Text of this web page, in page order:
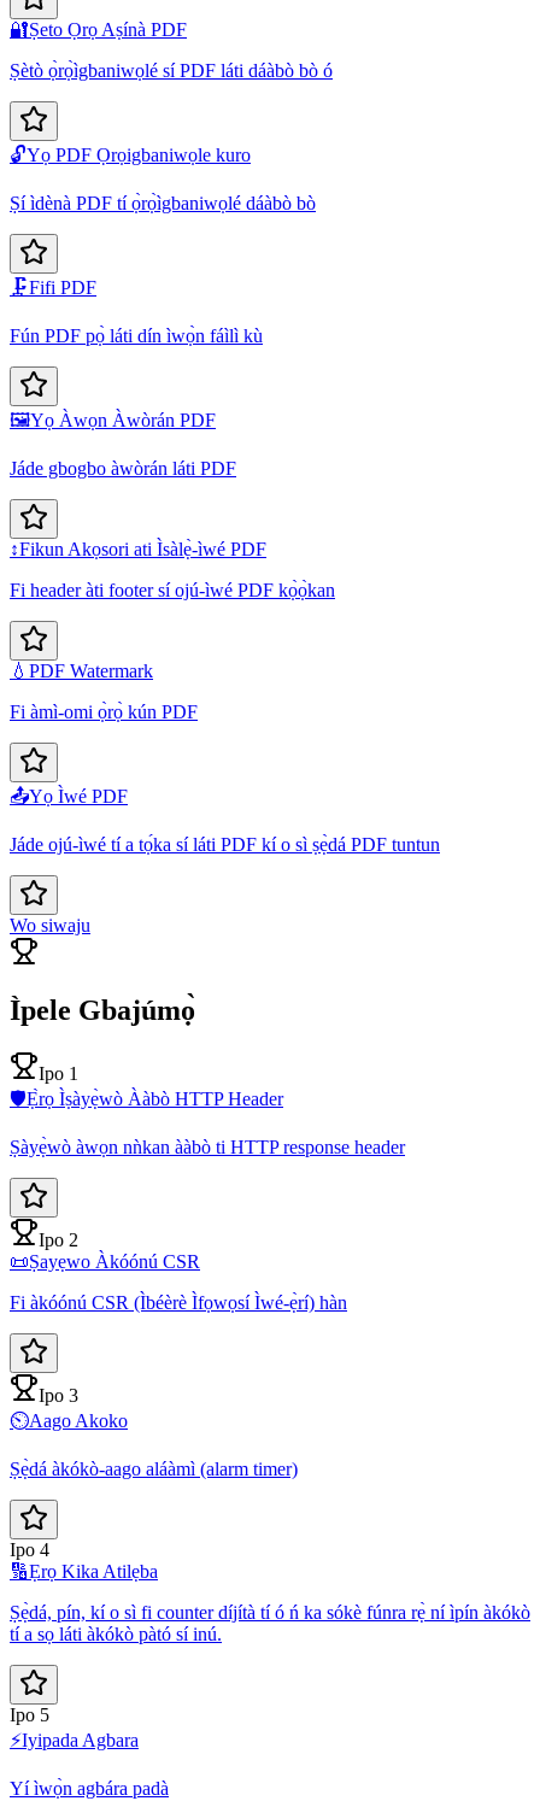
🔐Ṣeto Ọrọ Aṣínà PDF
Ṣètò ọ̀rọ̀ìgbaniwọlé sí PDF láti dáàbò bò ó
🔓Yọ PDF Ọrọigbaniwọle kuro
Ṣí ìdènà PDF tí ọ̀rọ̀ìgbaniwọlé dáàbò bò
🗜️Fifi PDF
Fún PDF pọ̀ láti dín ìwọ̀n fáìlì kù
🖼️Yọ Àwọn Àwòrán PDF
Jáde gbogbo àwòrán láti PDF
↕️Fikun Akọsori ati Ìsàlẹ̀-ìwé PDF
Fi header àti footer sí ojú-ìwé PDF kọ̀ọ̀kan
💧 PDF Watermark
Fi àmì-omi ọ̀rọ̀ kún PDF
📤Yọ Ìwé PDF
Jáde ojú-ìwé tí a tọ́ka sí láti PDF kí o sì ṣẹ̀dá PDF tuntun
Wo siwaju
Ìpele Gbajúmọ̀
Ipo 1
🛡️Ẹ̀rọ Ìṣàyẹ̀wò Ààbò HTTP Header
Ṣàyẹ̀wò àwọn nǹkan ààbò ti HTTP response header
Ipo 2
📜Ṣayẹwo Àkóónú CSR
Fi àkóónú CSR (Ìbéèrè Ìfọwọsí Ìwé-ẹ̀rí) hàn
Ipo 3
⏲️Aago Akoko
Ṣẹ̀dá àkókò-aago aláàmì (alarm timer)
Ipo 4
🔢Ẹrọ Kika Atilẹba
Ṣẹ̀dá, pín, kí o sì fi counter díjítà tí ó ń ka sókè fúnra rẹ̀ ní ìpín àkókò
tí a sọ láti àkókò pàtó sí inú.
Ipo 5
⚡Iyipada Agbara
Yí ìwọ̀n agbára padà